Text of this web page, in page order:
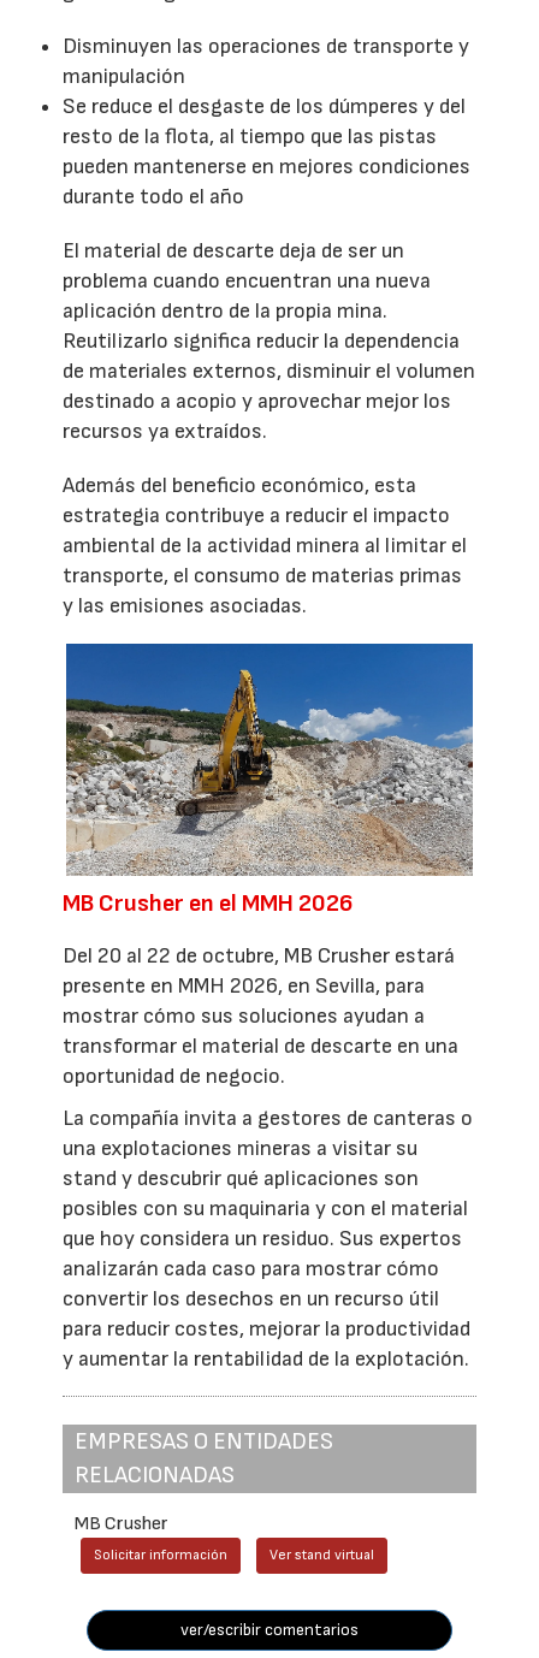
Disminuyen las operaciones de transporte y
manipulación
Se reduce el desgaste de los dúmperes y del
resto de la flota, al tiempo que las pistas
pueden mantenerse en mejores condiciones
durante todo el año
El material de descarte deja de ser un
problema cuando encuentran una nueva
aplicación dentro de la propia mina.
Reutilizarlo significa reducir la dependencia
de materiales externos, disminuir el volumen
destinado a acopio y aprovechar mejor los
recursos ya extraídos.
Además del beneficio económico, esta
estrategia contribuye a reducir el impacto
ambiental de la actividad minera al limitar el
transporte, el consumo de materias primas
y las emisiones asociadas.
MB Crusher en el MMH 2026
Del 20 al 22 de octubre, MB Crusher estará
presente en MMH 2026, en Sevilla, para
mostrar cómo sus soluciones ayudan a
transformar el material de descarte en una
oportunidad de negocio.
La compañía invita a gestores de canteras o
una explotaciones mineras a visitar su
stand y descubrir qué aplicaciones son
posibles con su maquinaria y con el material
que hoy considera un residuo. Sus expertos
analizarán cada caso para mostrar cómo
convertir los desechos en un recurso útil
para reducir costes, mejorar la productividad
y aumentar la rentabilidad de la explotación.
EMPRESAS O ENTIDADES
RELACIONADAS
MB Crusher
Solicitar información Ver stand virtual
ver/escribir comentarios